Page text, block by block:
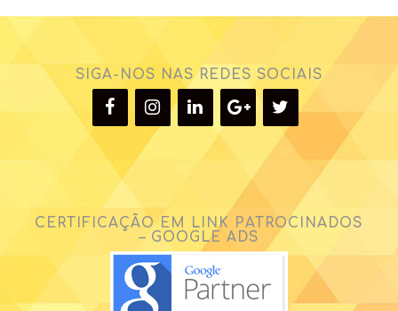
SIGA-NOS NAS REDES SOCIAIS
CERTIFICAÇÃO EM LINK PATROCINADOS
– GOOGLE ADS